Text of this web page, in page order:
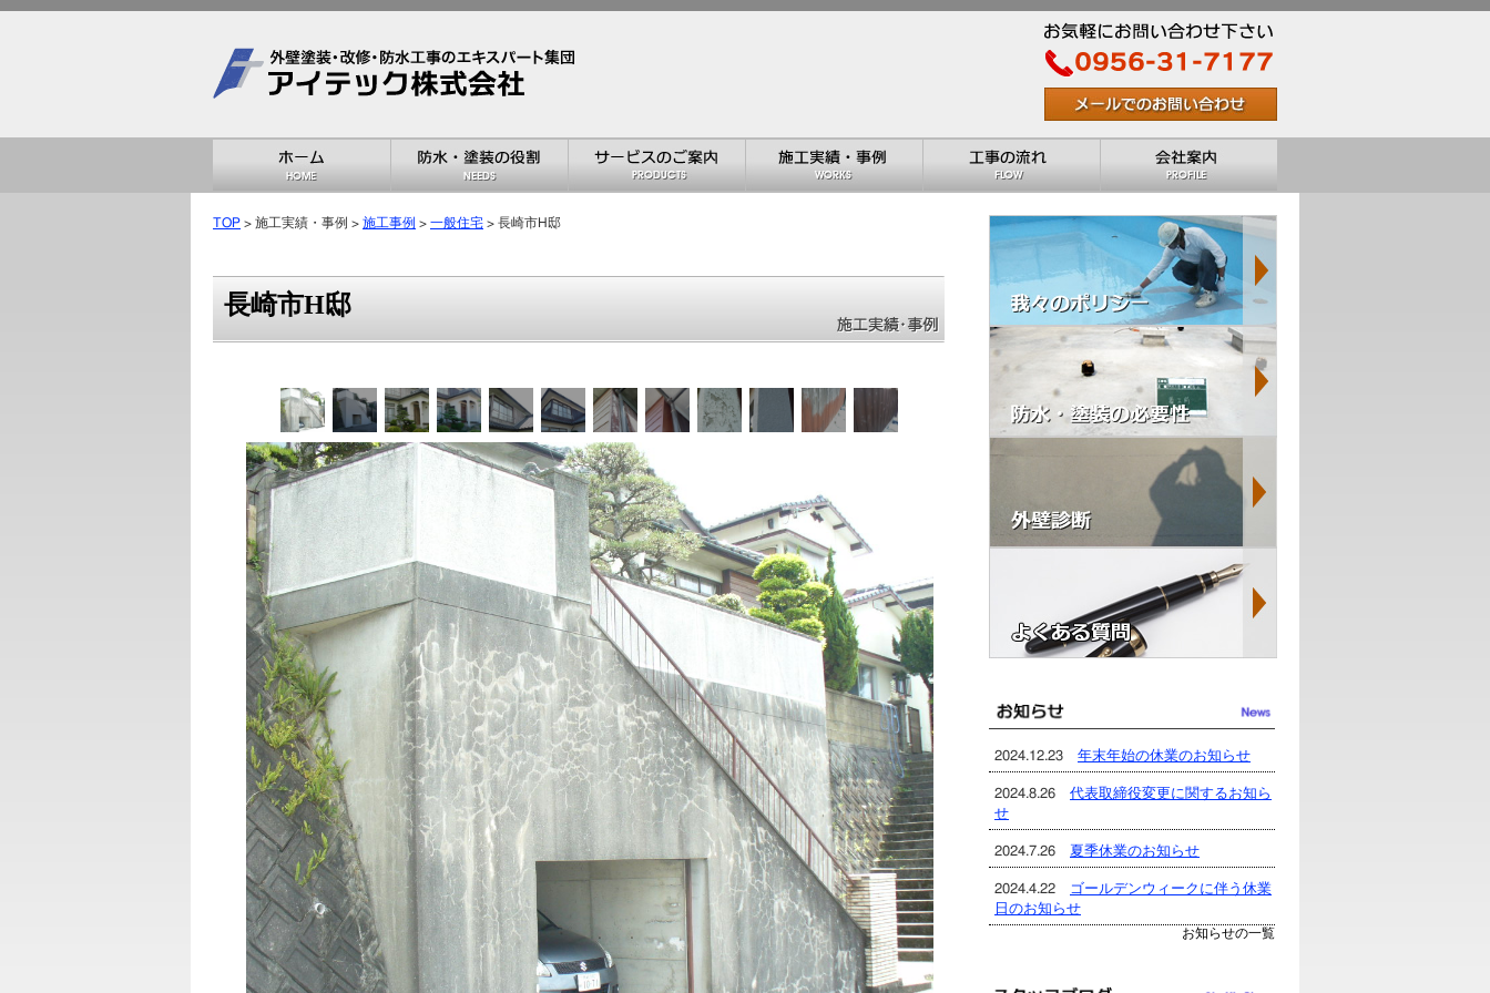
TOP > 施工実績・事例 > 施工事例 > 一般住宅 > 長崎市H邸
長崎市H邸
2024.12.23 年末年始の休業のお知らせ
2024.8.26 代表取締役変更に関するお知ら
せ
2024.7.26 夏季休業のお知らせ
2024.4.22 ゴールデンウィークに伴う休業
日のお知らせ
お知らせの一覧